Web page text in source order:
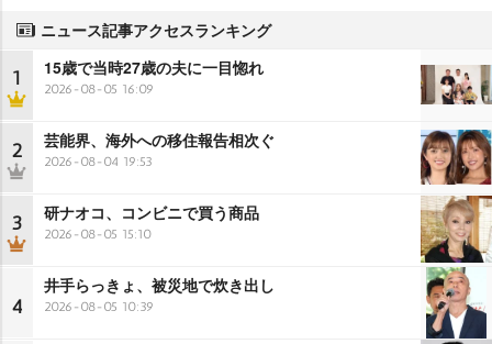
ニュース記事アクセスランキング
1 15歳で当時27歳の夫に一目惚れ
2026-08-05 16:09
2 芸能界、海外への移住報告相次ぐ
2026-08-04 19:53
3 研ナオコ、コンビニで買う商品
2026-08-05 15:10
4
井手らっきょ、被災地で炊き出し
2026-08-05 10:39